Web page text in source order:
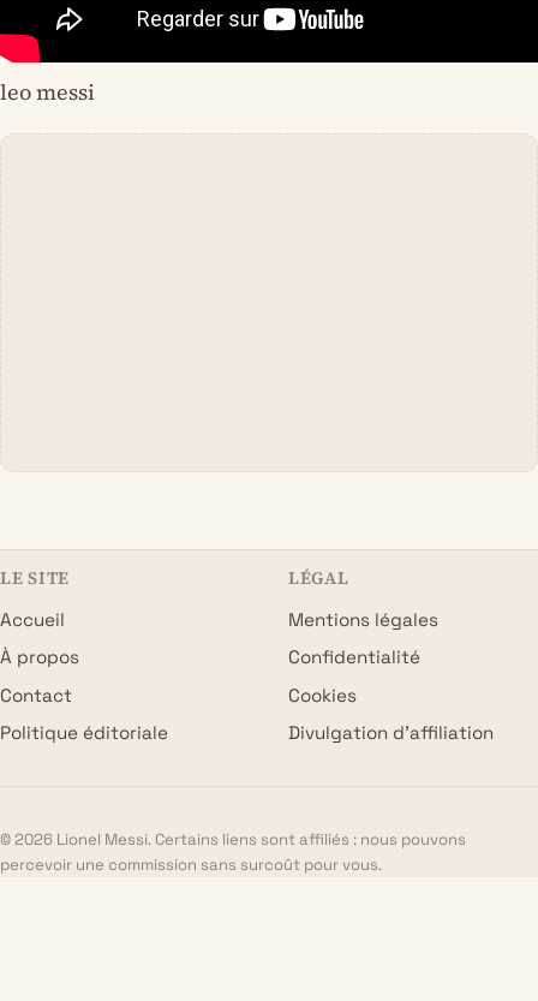
leo messi
LE SITE
Accueil
À propos
Contact
Politique éditoriale
LÉGAL
Mentions légales
Confidentialité
Cookies
Divulgation d’affiliation
© 2026 Lionel Messi. Certains liens sont affiliés : nous pouvons
percevoir une commission sans surcoût pour vous.